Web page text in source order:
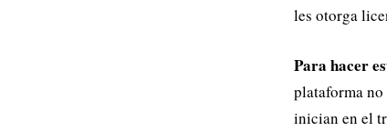
les otorga
Para hacer
plataforma no
inician en el